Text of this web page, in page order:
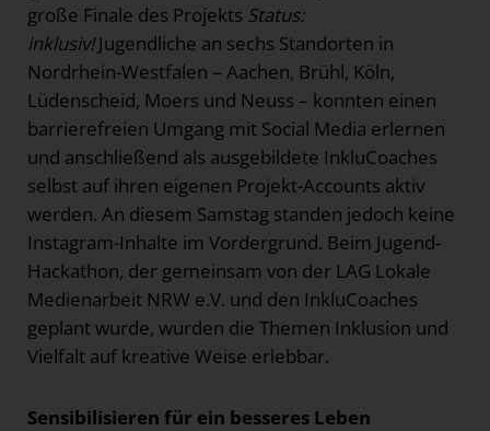
große Finale des Projekts Status:
inklusiv!Jugendliche an sechs Standorten in
Nordrhein-Westfalen – Aachen, Brühl, Köln,
Lüdenscheid, Moers und Neuss – konnten einen
barrierefreien Umgang mit Social Media erlernen
und anschließend als ausgebildete InkluCoaches
selbst auf ihren eigenen Projekt-Accounts aktiv
werden. An diesem Samstag standen jedoch keine
Instagram-Inhalte im Vordergrund. Beim Jugend-
Hackathon, der gemeinsam von der LAG Lokale
Medienarbeit NRW e.V. und den InkluCoaches
geplant wurde, wurden die Themen Inklusion und
Vielfalt auf kreative Weise erlebbar.
Sensibilisieren für ein besseres Leben